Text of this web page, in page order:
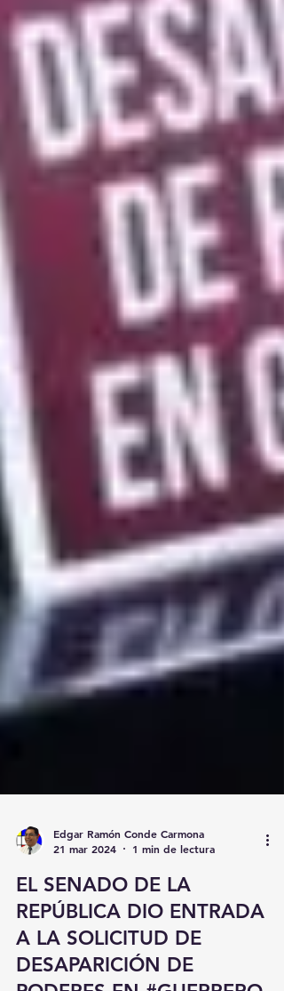
21 mar 2024
1 min de lectura
EL SENADO DE LA
REPÚBLICA DIO ENTRADA
A LA SOLICITUD DE